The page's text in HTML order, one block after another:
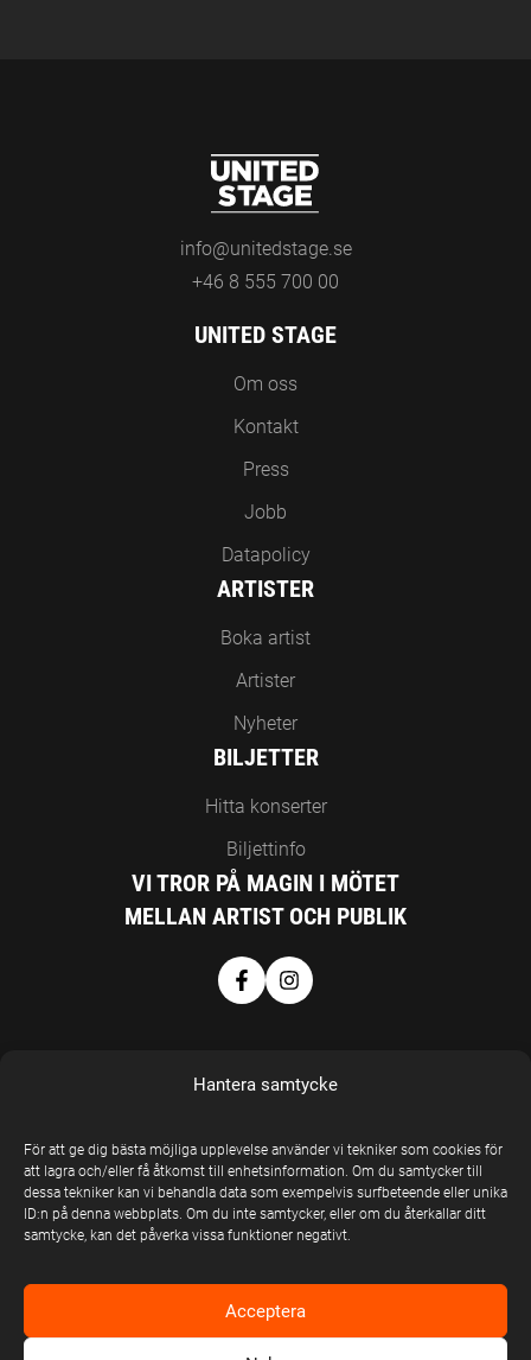
Hantera samtycke
För att ge dig bästa möjliga upplevelse använder vi tekniker som cookies för
att lagra och/eller få åtkomst till enhetsinformation. Om du samtycker till
dessa tekniker kan vi behandla data som exempelvis surfbeteende eller unika
ID:n på denna webbplats. Om du inte samtycker, eller om du återkallar ditt
samtycke, kan det påverka vissa funktioner negativt.
Acceptera
info@unitedstage.se
+46 8 555 700 00
UNITED STAGE
Om oss
Kontakt
Press
Jobb
Datapolicy
ARTISTER
Boka artist
Artister
Nyheter
BILJETTER
Hitta konserter
Biljettinfo
VI TROR PÅ MAGIN I MÖTET
MELLAN ARTIST OCH PUBLIK
EN DEL AV
UNITED STAGE
GROUP
2026